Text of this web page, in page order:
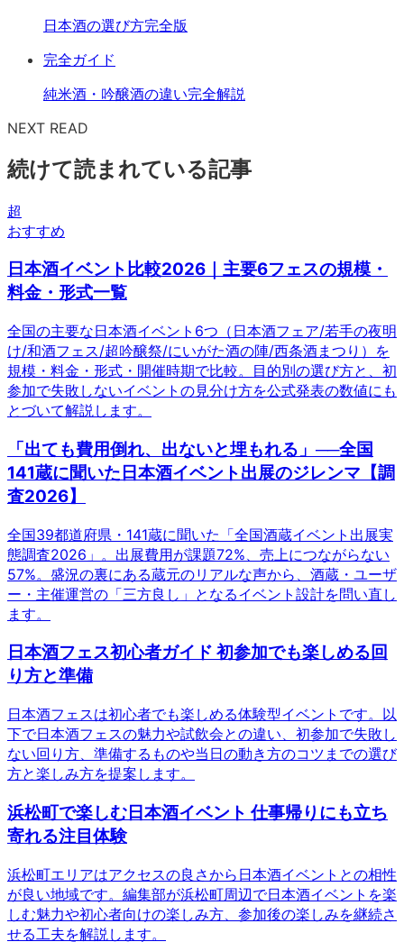
日本酒の選び方完全版
完全ガイド
純米酒・吟醸酒の違い完全解説
NEXT READ
続けて読まれている記事
超
おすすめ
日本酒イベント比較2026｜主要6フェスの規模・
料金・形式一覧
全国の主要な日本酒イベント6つ（日本酒フェア/若手の夜明
け/和酒フェス/超吟醸祭/にいがた酒の陣/西条酒まつり）を
規模・料金・形式・開催時期で比較。目的別の選び方と、初
参加で失敗しないイベントの見分け方を公式発表の数値にも
とづいて解説します。
「出ても費用倒れ、出ないと埋もれる」──全国
141蔵に聞いた日本酒イベント出展のジレンマ【調
査2026】
全国39都道府県・141蔵に聞いた「全国酒蔵イベント出展実
態調査2026」。出展費用が課題72%、売上につながらない
57%。盛況の裏にある蔵元のリアルな声から、酒蔵・ユーザ
ー・主催運営の「三方良し」となるイベント設計を問い直し
ます。
日本酒フェス初心者ガイド 初参加でも楽しめる回
り方と準備
日本酒フェスは初心者でも楽しめる体験型イベントです。以
下で日本酒フェスの魅力や試飲会との違い、初参加で失敗し
ない回り方、準備するものや当日の動き方のコツまでの選び
方と楽しみ方を提案します。
浜松町で楽しむ日本酒イベント 仕事帰りにも立ち
寄れる注目体験
浜松町エリアはアクセスの良さから日本酒イベントとの相性
が良い地域です。編集部が浜松町周辺で日本酒イベントを楽
しむ魅力や初心者向けの楽しみ方、参加後の楽しみを継続さ
せる工夫を解説します。